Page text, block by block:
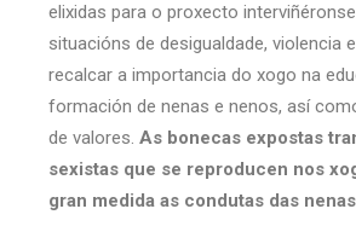
elixidas para o proxecto
situacións de desigualdade, violencia
recalcar a importancia do xogo na
formación de nenas e nenos, así
de valores. As bonecas expostas
sexistas que se reproducen nos
gran medida as condutas das